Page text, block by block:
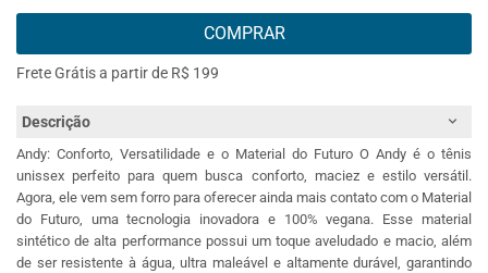
COMPRAR
Frete Grátis a partir de R$ 199
Descrição
Andy: Conforto, Versatilidade e o Material do Futuro O Andy é o tênis
unissex perfeito para quem busca conforto, maciez e estilo versátil.
Agora, ele vem sem forro para oferecer ainda mais contato com o Material
do Futuro, uma tecnologia inovadora e 100% vegana. Esse material
sintético de alta performance possui um toque aveludado e macio, além
de ser resistente à água, ultra maleável e altamente durável, garantindo